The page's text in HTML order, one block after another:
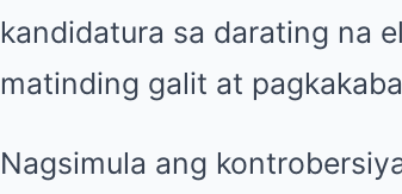
kandidatura sa darating na
matinding galit at
Nagsimula ang